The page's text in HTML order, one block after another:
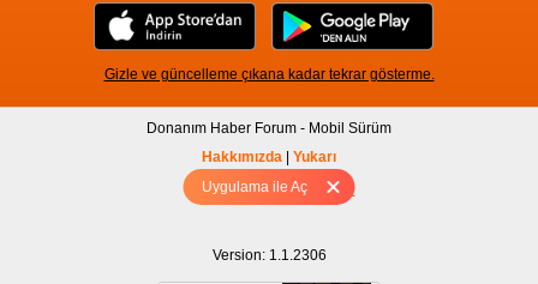
Uygulama ile Aç
Gizle ve güncelleme çıkana kadar tekrar gösterme.
Donanım Haber Forum - Mobil Sürüm
Hakkımızda | Yukarı
Tam sürüm için Tıklayınız
Version: 1.1.2306